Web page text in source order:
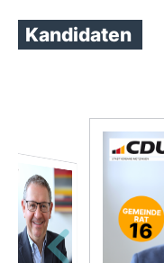
Kandidaten